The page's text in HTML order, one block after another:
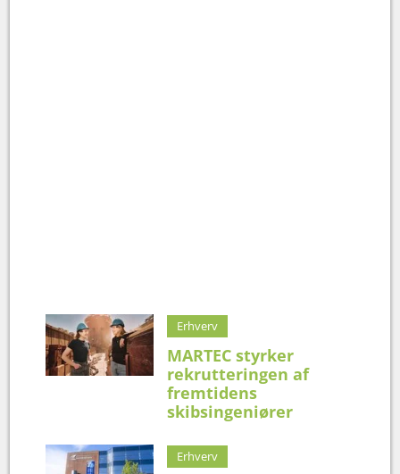
Erhverv
MARTEC styrker
rekrutteringen af
fremtidens
skibsingeniører
Erhverv